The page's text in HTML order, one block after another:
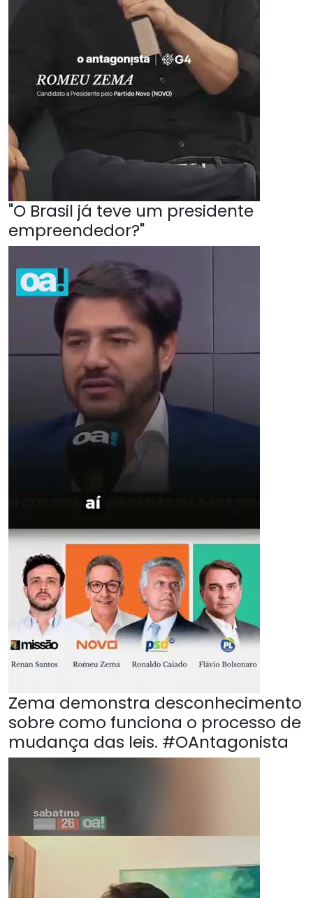
"O Brasil já teve um presidente
empreendedor?"
Zema demonstra desconhecimento
sobre como funciona o processo de
mudança das leis. #OAntagonista